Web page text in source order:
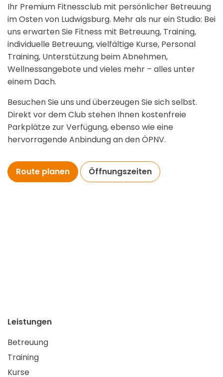
Ihr Premium Fitnessclub mit persönlicher Betreuung
im Osten von Ludwigsburg. Mehr als nur ein Studio: Bei
uns erwarten Sie Fitness mit Betreuung, Training,
individuelle Betreuung, vielfältige Kurse, Personal
Training, Unterstützung beim Abnehmen,
Wellnessangebote und vieles mehr – alles unter
einem Dach.
Besuchen Sie uns und überzeugen Sie sich selbst.
Direkt vor dem Club stehen Ihnen kostenfreie
Parkplätze zur Verfügung, ebenso wie eine
hervorragende Anbindung an den ÖPNV.
Route planen Öffnungszeiten
Leistungen
Betreuung
Training
Kurse